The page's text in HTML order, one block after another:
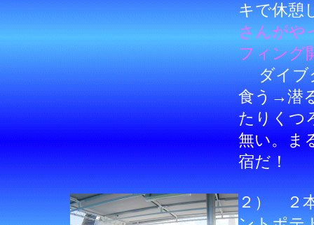
キで休憩
さんがや
フィング
ダイブ
食う→潜
たりくつ
無い。ま
宿だ！
２） ２